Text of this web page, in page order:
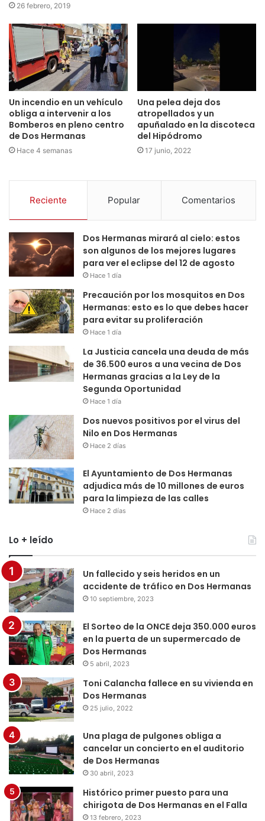
26 febrero, 2019
Un incendio en un vehículo
obliga a intervenir a los
Bomberos en pleno centro
de Dos Hermanas
Hace 4 semanas
Una pelea deja dos
atropellados y un
apuñalado en la discoteca
del Hipódromo
17 junio, 2022
Reciente Popular Comentarios
Dos Hermanas mirará al cielo: estos
son algunos de los mejores lugares
para ver el eclipse del 12 de agosto
Hace 1 día
Precaución por los mosquitos en Dos
Hermanas: esto es lo que debes hacer
para evitar su proliferación
Hace 1 día
La Justicia cancela una deuda de más
de 36.500 euros a una vecina de Dos
Hermanas gracias a la Ley de la
Segunda Oportunidad
Hace 1 día
Dos nuevos positivos por el virus del
Nilo en Dos Hermanas
Hace 2 días
El Ayuntamiento de Dos Hermanas
adjudica más de 10 millones de euros
para la limpieza de las calles
Hace 2 días
Lo + leído
Un fallecido y seis heridos en un
accidente de tráfico en Dos Hermanas
10 septiembre, 2023
El Sorteo de la ONCE deja 350.000 euros
en la puerta de un supermercado de
Dos Hermanas
5 abril, 2023
Toni Calancha fallece en su vivienda en
Dos Hermanas
25 julio, 2022
Una plaga de pulgones obliga a
cancelar un concierto en el auditorio
de Dos Hermanas
30 abril, 2023
Histórico primer puesto para una
chirigota de Dos Hermanas en el Falla
13 febrero, 2023